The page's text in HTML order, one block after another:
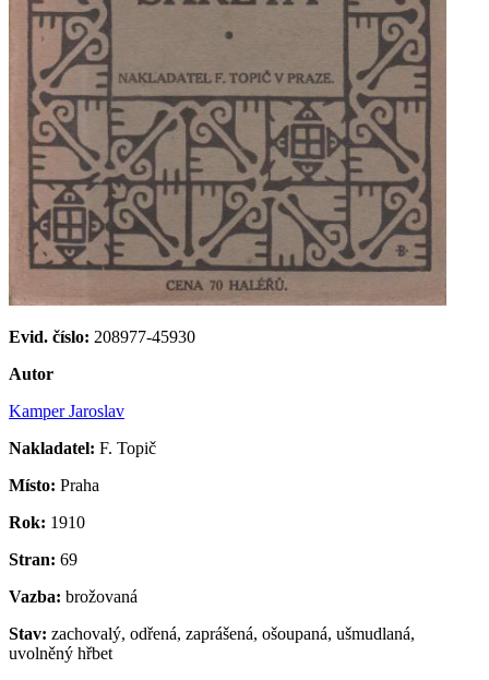
Evid. číslo: 208977-45930
Autor
Kamper Jaroslav
Nakladatel: F. Topič
Místo: Praha
Rok: 1910
Stran: 69
Vazba: brožovaná
Stav: zachovalý, odřená, zaprášená, ošoupaná, ušmudlaná,
uvolněný hřbet